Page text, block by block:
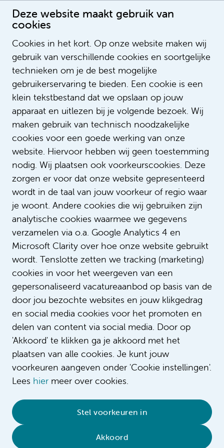
Deze website maakt gebruik van
cookies
Cookies in het kort. Op onze website maken wij
gebruik van verschillende cookies en soortgelijke
technieken om je de best mogelijke
gebruikerservaring te bieden. Een cookie is een
klein tekstbestand dat we opslaan op jouw
apparaat en uitlezen bij je volgende bezoek. Wij
maken gebruik van technisch noodzakelijke
cookies voor een goede werking van onze
website. Hiervoor hebben wij geen toestemming
nodig. Wij plaatsen ook voorkeurscookies. Deze
zorgen er voor dat onze website gepresenteerd
wordt in de taal van jouw voorkeur of regio waar
je woont. Andere cookies die wij gebruiken zijn
analytische cookies waarmee we gegevens
verzamelen via o.a. Google Analytics 4 en
Microsoft Clarity over hoe onze website gebruikt
wordt. Tenslotte zetten we tracking (marketing)
cookies in voor het weergeven van een
gepersonaliseerd vacatureaanbod op basis van de
door jou bezochte websites en jouw klikgedrag
en social media cookies voor het promoten en
delen van content via social media. Door op
'Akkoord' te klikken ga je akkoord met het
plaatsen van alle cookies. Je kunt jouw
voorkeuren aangeven onder 'Cookie instellingen'.
Lees hier meer over cookies.
Stel voorkeuren in
Akkoord
Gwenda Veenboer
Cookieverklaring • Sitemap